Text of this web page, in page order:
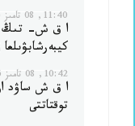
11:40, 08 تامىز 2026
10:42, 08 تامىز 2026
ا ق ش ساۋد
توقتاتتى